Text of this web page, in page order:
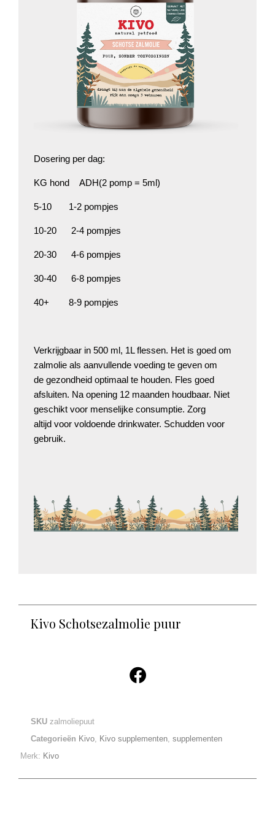
Dosering per dag:
KG hond ADH(2 pomp = 5ml)
5-10 1-2 pompjes
10-20 2-4 pompjes
20-30 4-6 pompjes
30-40 6-8 pompjes
40+ 8-9 pompjes
Verkrijgbaar in 500 ml, 1L flessen. Het is goed om
zalmolie als aanvullende voeding te geven om
de gezondheid optimaal te houden. Fles goed
afsluiten. Na opening 12 maanden houdbaar. Niet
geschikt voor menselijke consumptie. Zorg
altijd voor voldoende drinkwater. Schudden voor
gebruik.
Kivo Schotsezalmolie puur
SKU zalmoliepuut
Categorieën Kivo Kivo supplementen supplementen
Merk: Kivo